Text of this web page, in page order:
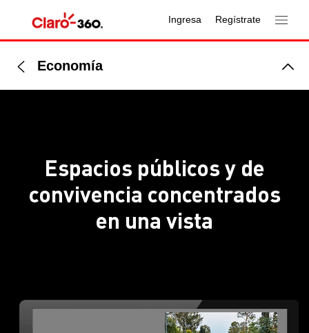
Ingresa Regístrate
Economía
Espacios públicos y de
convivencia concentrados
en una vista